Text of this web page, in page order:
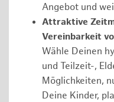
Angebot und
Attraktive
Vereinbarkeit
Wähle Deinen
und Teilzeit-,
Möglichkeiten,
Deine Kinder,